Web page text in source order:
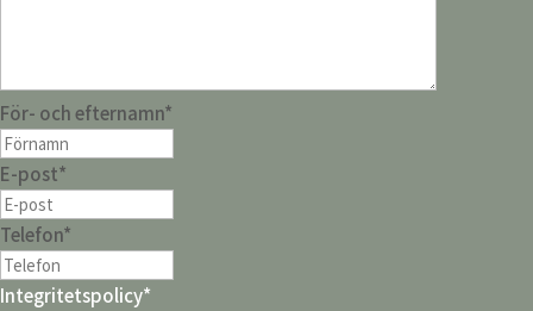
För- och efternamn*
E-post*
Telefon*
Integritetspolicy*